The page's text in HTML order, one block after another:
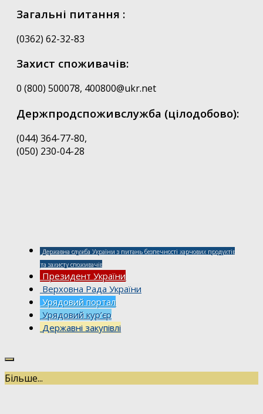
Загальні питання :
(0362) 62-32-83
Захист споживачів:
0 (800) 500078, 400800@ukr.net
Держпродспоживслужба (цілодобово):
(044) 364-77-80,
(050) 230-04-28
Державна служба України з питань безпечності харчових продуктів
та захисту споживачів
Президент України
Верховна Рада України
Урядовий портал
Урядовий кур’єр
Державні закупівлі
Більше...